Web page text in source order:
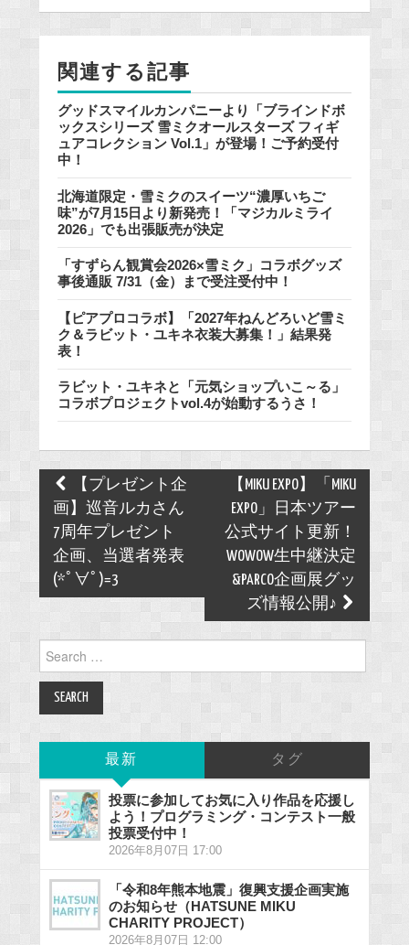
o
o
関連する記事
グッドスマイルカンパニーより「ブラインドボ
ックスシリーズ 雪ミクオールスターズ フィギ
ュアコレクション Vol.1」が登場！ご予約受付
中！
北海道限定・雪ミクのスイーツ“濃厚いちご
味”が7月15日より新発売！「マジカルミライ
2026」でも出張販売が決定
「すずらん観賞会2026×雪ミク」コラボグッズ
事後通販 7/31（金）まで受注受付中！
【ピアプロコラボ】「2027年ねんどろいど雪ミ
ク＆ラビット・ユキネ衣装大募集！」結果発
表！
ラビット・ユキネと「元気ショップいこ～る」
コラボプロジェクトvol.4が始動するうさ！
Post
navigation
【プレゼント企
画】巡音ルカさん
7周年プレゼント
企画、当選者発表
(*ﾟ∀ﾟ)=3
【MIKU EXPO】「MIKU
EXPO」日本ツアー
公式サイト更新！
WOWOW生中継決定
&PARCO企画展グッ
ズ情報公開♪
for:
最新 タグ
投票に参加してお気に入り作品を応援し
よう！プログラミング・コンテスト一般
投票受付中！
2026年8月07日 17:00
「令和8年熊本地震」復興支援企画実施
のお知らせ（HATSUNE MIKU
CHARITY PROJECT）
2026年8月07日 12:00